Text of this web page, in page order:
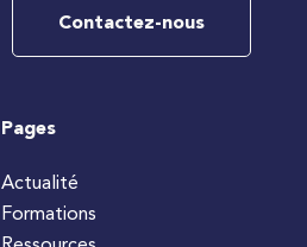
Contactez-nous
Pages
Actualité
Formations